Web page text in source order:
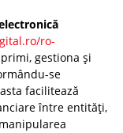
ro-
gestiona și
se
facilitează
între entități,